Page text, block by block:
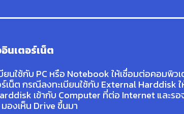
นเตอร์เน็ต
นใช้กับ PC หรือ Notebook ให้เชื่อมต่อคอมพิวเ
เน็ต กรณีลงทะเบียนใช้กับ External Harddisk
เข้ากับ Computer ที่ต่อ Internet และรอ
องเห็น Drive ขึ้นมา